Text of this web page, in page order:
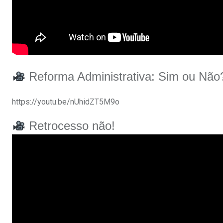
Reforma Administrativa: Sim ou
https://youtu.be/nUhidZT5M9o
Retrocesso não!